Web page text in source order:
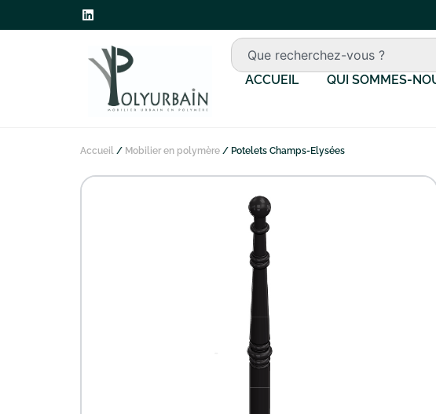
ACCUEIL QUI SOMMES-
Accueil / Mobilier en polymère / Potelets Champs-Elysées